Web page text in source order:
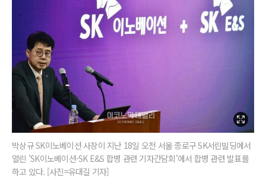
박상규 SK이노베이션 사장이 지난 18일 오전 서울 종로구 SK서린빌딩에서
열린 'SK이노베이션-SK E&S 합병 관련 기자간담회'에서 합병 관련 발표를
하고 있다. [사진=유대길 기자]